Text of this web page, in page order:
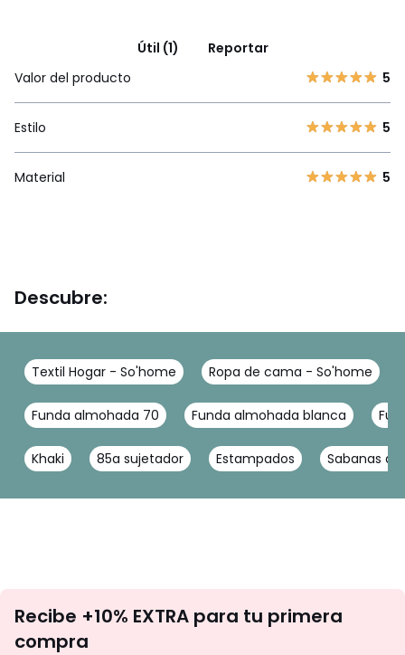
Útil (1)
Reportar
Valor del producto
5
Estilo 5
Material 5
Descubre:
Textil Hogar - So'home Ropa de cama - So'home
Funda almohada 70 Funda almohada blanca
Khaki 85a sujetador Estampados Sabanas
te
Recibe +10% EXTRA para tu primera
compra